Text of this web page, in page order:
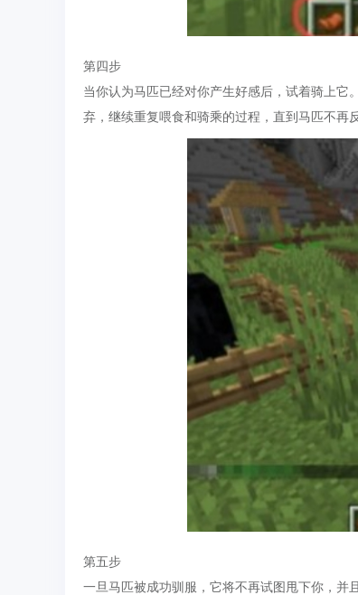
第四步
当你认为马匹已经对你产生好感后，试着骑上
弃，继续重复喂食和骑乘的过程，直到马匹不再
第五步
一旦马匹被成功驯服，它将不再试图甩下你，并